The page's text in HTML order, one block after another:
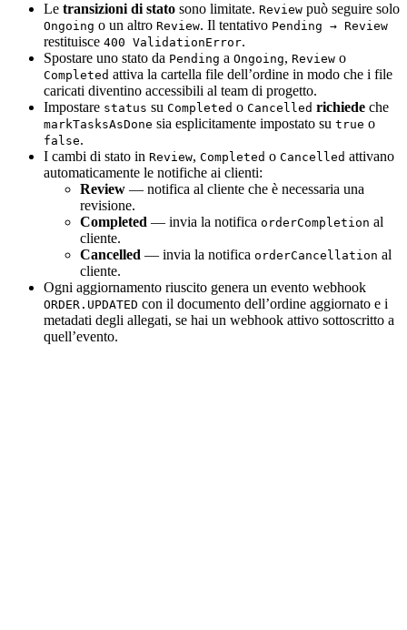
Le transizioni di stato sono limitate. Review può seguire solo
Ongoing o un altro Review. Il tentativo Pending → Review
restituisce 400 ValidationError.
Spostare uno stato da Pending a Ongoing, Review o
Completed attiva la cartella file dell’ordine in modo che i file
caricati diventino accessibili al team di progetto.
Impostare status su Completed o Cancelled richiede che
markTasksAsDone sia esplicitamente impostato su true o
false.
I cambi di stato in Review, Completed o Cancelled attivano
automaticamente le notifiche ai clienti:
Review — notifica al cliente che è necessaria una
revisione.
Completed — invia la notifica orderCompletion al
cliente.
Cancelled — invia la notifica orderCancellation al
cliente.
Ogni aggiornamento riuscito genera un evento webhook
ORDER.UPDATED con il documento dell’ordine aggiornato e i
metadati degli allegati, se hai un webhook attivo sottoscritto a
quell’evento.